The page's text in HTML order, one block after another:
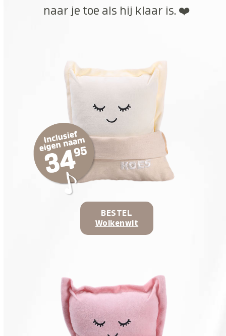
naar je toe als hij klaar is. ❤️
BESTEL
Wolkenwit